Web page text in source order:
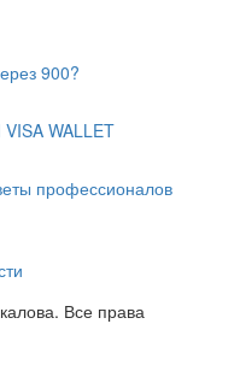
900?
WALLET
профессионалов
Все права